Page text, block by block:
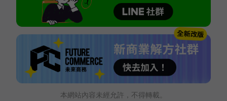
本網站內容未經允許，不得轉載。